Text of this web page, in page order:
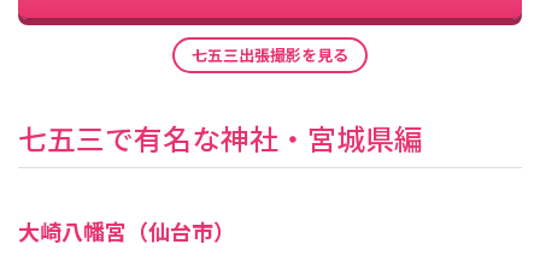
七五三出張撮影を見る
七五三で有名な神社・宮城県編
大崎八幡宮（仙台市）